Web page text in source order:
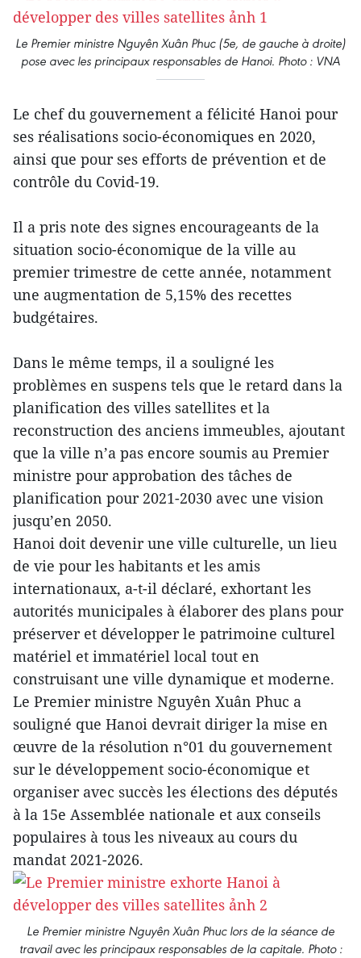
Le Premier ministre Nguyên Xuân Phuc (5e, de gauche à droite)
pose avec les principaux responsables de Hanoi. Photo : VNA
Le chef du gouvernement a félicité Hanoi pour
ses réalisations socio-économiques en 2020,
ainsi que pour ses efforts de prévention et de
contrôle du Covid-19.
Il a pris note des signes encourageants de la
situation socio-économique de la ville au
premier trimestre de cette année, notamment
une augmentation de 5,15% des recettes
budgétaires.
Dans le même temps, il a souligné les
problèmes en suspens tels que le retard dans la
planification des villes satellites et la
reconstruction des anciens immeubles, ajoutant
que la ville n’a pas encore soumis au Premier
ministre pour approbation des tâches de
planification pour 2021-2030 avec une vision
jusqu’en 2050.
Hanoi doit devenir une ville culturelle, un lieu
de vie pour les habitants et les amis
internationaux, a-t-il déclaré, exhortant les
autorités municipales à élaborer des plans pour
préserver et développer le patrimoine culturel
matériel et immatériel local tout en
construisant une ville dynamique et moderne.
Le Premier ministre Nguyên Xuân Phuc a
souligné que Hanoi devrait diriger la mise en
œuvre de la résolution n°01 du gouvernement
sur le développement socio-économique et
organiser avec succès les élections des députés
à la 15e Assemblée nationale et aux conseils
populaires à tous les niveaux au cours du
mandat 2021-2026.
Le Premier ministre Nguyên Xuân Phuc lors de la séance de
travail avec les principaux responsables de la capitale. Photo :